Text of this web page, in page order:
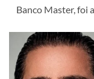
Banco Master, foi